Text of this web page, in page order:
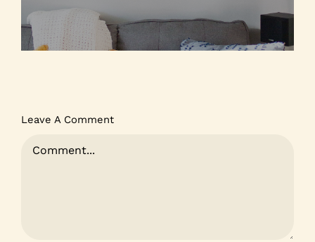
Leave A Comment
Comment